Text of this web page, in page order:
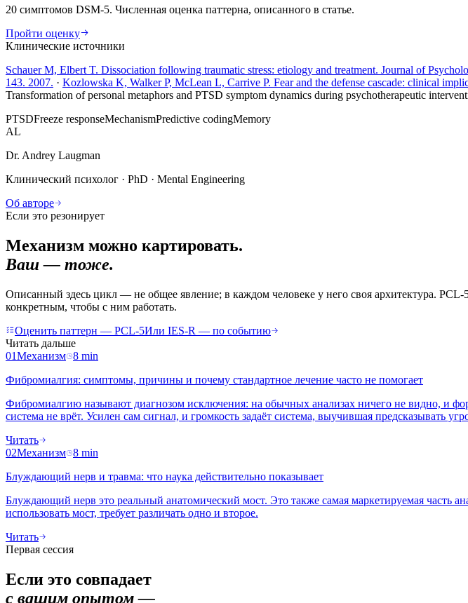
20 симптомов DSM-5. Численная оценка паттерна, описанного в статье.
Пройти оценку
Клинические источники
Schauer M, Elbert T. Dissociation following traumatic stress: etiology and treatment. Journal of
143. 2007. · Kozlowska K, Walker P, McLean L, Carrive P. Fear and the defense cascade: clinical
Transformation of personal metaphors and PTSD symptom dynamics during psychotherapeutic
PTSDFreeze responseMechanismPredictive codingMemory
AL
Dr. Andrey Laugman
Клинический психолог · PhD · Mental Engineering
Об авторе
Если это резонирует
Механизм можно картировать.
Ваш — тоже.
Описанный здесь цикл — не общее явление; в каждом человеке у него своя архитектура.
конкретным, чтобы с ним работать.
Оценить паттерн — PCL-5Или IES-R — по событию
Читать дальше
01Механизм 8 min
Фибромиалгия: симптомы, причины и почему стандартное лечение часто не помогает
Фибромиалгию называют диагнозом исключения: на обычных анализах ничего не видно, и
система не врёт. Усилен сам сигнал, и громкость задаёт система, выучившая предсказывать
Читать
02Механизм 8 min
Блуждающий нерв и травма: что наука действительно показывает
Блуждающий нерв это реальный анатомический мост. Это также самая маркетируемая часть
использовать мост, требует различать одно и второе.
Читать
Первая сессия
Если это совпадает
с вашим опытом —